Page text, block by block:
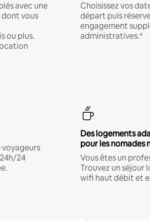
avec une
vous
ou plus.
Choisissez vos
départ puis
engagement
administratives.*
24
Des logements
pour les nomades
Vous êtes un
Trouvez un séjour
wifi haut débit et